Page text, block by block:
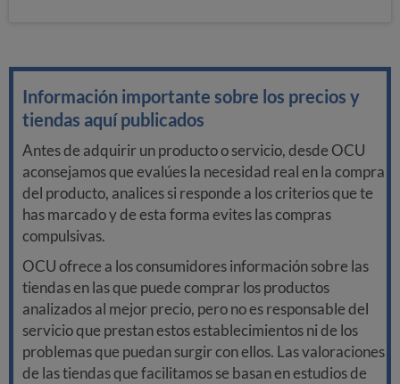
Información importante sobre los precios y
tiendas aquí publicados
Antes de adquirir un producto o servicio, desde OCU
aconsejamos que evalúes la necesidad real en la compra
del producto, analices si responde a los criterios que te
has marcado y de esta forma evites las compras
compulsivas.
OCU ofrece a los consumidores información sobre las
tiendas en las que puede comprar los productos
analizados al mejor precio, pero no es responsable del
servicio que prestan estos establecimientos ni de los
problemas que puedan surgir con ellos. Las valoraciones
de las tiendas que facilitamos se basan en estudios de